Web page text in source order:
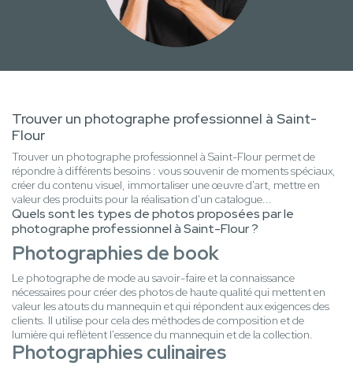
Trouver un photographe professionnel à Saint-
Flour
Trouver un photographe professionnel à Saint-Flour permet de
répondre à différents besoins : vous souvenir de moments spéciaux,
créer du contenu visuel, immortaliser une œuvre d'art, mettre en
valeur des produits pour la réalisation d'un catalogue...
Quels sont les types de photos proposées par le
photographe professionnel à Saint-Flour ?
Photographies de book
Le photographe de mode au savoir-faire et la connaissance
nécessaires pour créer des photos de haute qualité qui mettent en
valeur les atouts du mannequin et qui répondent aux exigences des
clients. Il utilise pour cela des méthodes de composition et de
lumière qui reflètent l'essence du mannequin et de la collection.
Photographies culinaires